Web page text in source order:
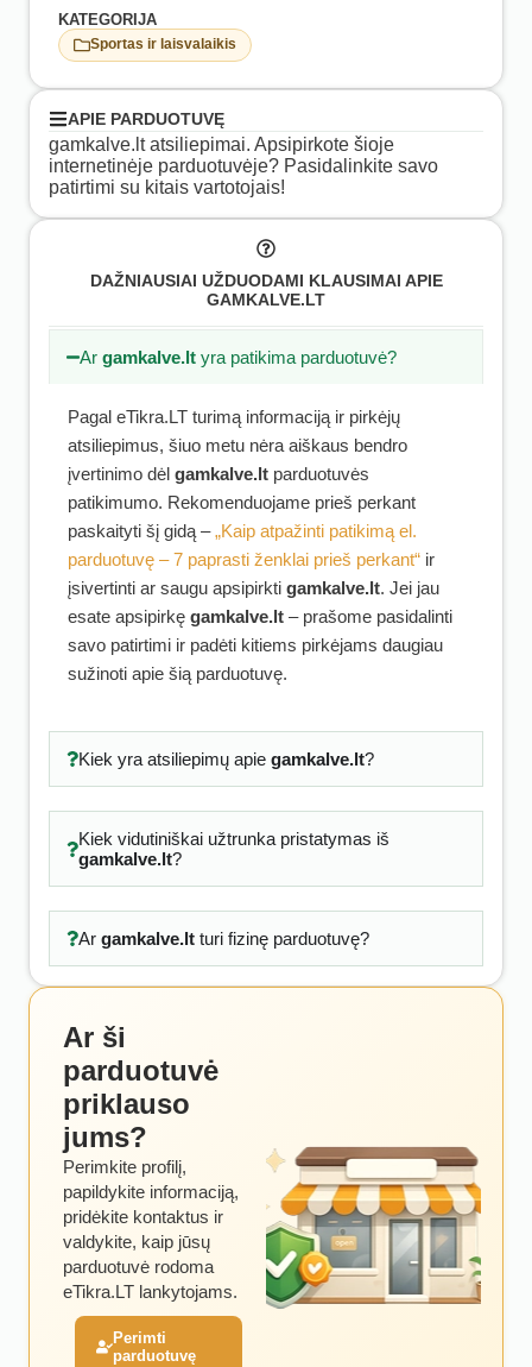
KATEGORIJA
Sportas ir laisvalaikis
APIE PARDUOTUVĘ
gamkalve.lt atsiliepimai. Apsipirkote šioje
internetinėje parduotuvėje? Pasidalinkite savo
patirtimi su kitais vartotojais!
DAŽNIAUSIAI UŽDUODAMI KLAUSIMAI APIE
GAMKALVE.LT
Argamkalve.lt yra patikima parduotuvė?
Pagal eTikra.LT turimą informaciją ir pirkėjų
atsiliepimus, šiuo metu nėra aiškaus bendro
įvertinimo dėl gamkalve.lt parduotuvės
patikimumo. Rekomenduojame prieš perkant
paskaityti šį gidą –„Kaip atpažinti patikimą el.
parduotuvę – 7 paprasti ženklai prieš perkant“ ir
įsivertinti ar saugu apsipirkti gamkalve.lt. Jei jau
esate apsipirkę gamkalve.lt – prašome pasidalinti
savo patirtimi ir padėti kitiems pirkėjams daugiau
sužinoti apie šią parduotuvę.
Kiek yra atsiliepimų apie gamkalve.lt?
Kiek vidutiniškai užtrunka pristatymas iš
gamkalve.lt?
Ar gamkalve.ltturi fizinę parduotuvę?
Ar ši
parduotuvė
priklauso
jums?
Perimkite profilį,
papildykite informaciją,
pridėkite kontaktus ir
valdykite, kaip jūsų
parduotuvė rodoma
eTikra.LT lankytojams.
Perimti
parduotuvę